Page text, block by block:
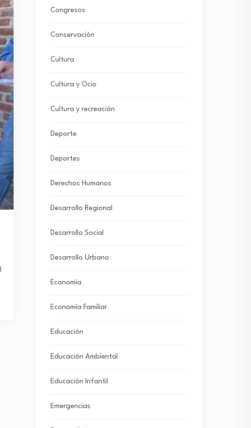
Congresos
Conservación
Cultura
Cultura y Ocio
Cultura y recreación
Deporte
Deportes
Derechos Humanos
Desarrollo Regional
Desarrollo Social
Desarrollo Urbano
Economía
Economía Familiar
Educación
Educación Ambiental
Educación Infantil
Emergencias